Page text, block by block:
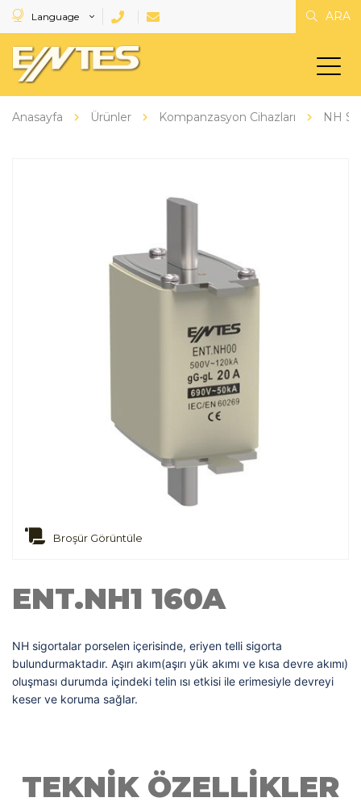
Language ARA
Anasayfa Ürünler Kompanzasyon Cihazları NH
Broşür Görüntüle
ENT.NH1 160A
NH sigortalar porselen içerisinde, eriyen telli sigorta
bulundurmaktadır. Aşırı akım(aşırı yük akımı ve kısa devre akımı)
oluşması durumda içindeki telin ısı etkisi ile erimesiyle devreyi
keser ve koruma sağlar.
TEKNİK ÖZELLİKLER